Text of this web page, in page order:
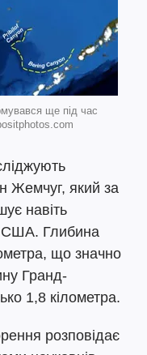
ще під час
Жемчуг, який за
навіть
США. Глибина
що значно
Гранд-
1,8 кілометра.
розповідає